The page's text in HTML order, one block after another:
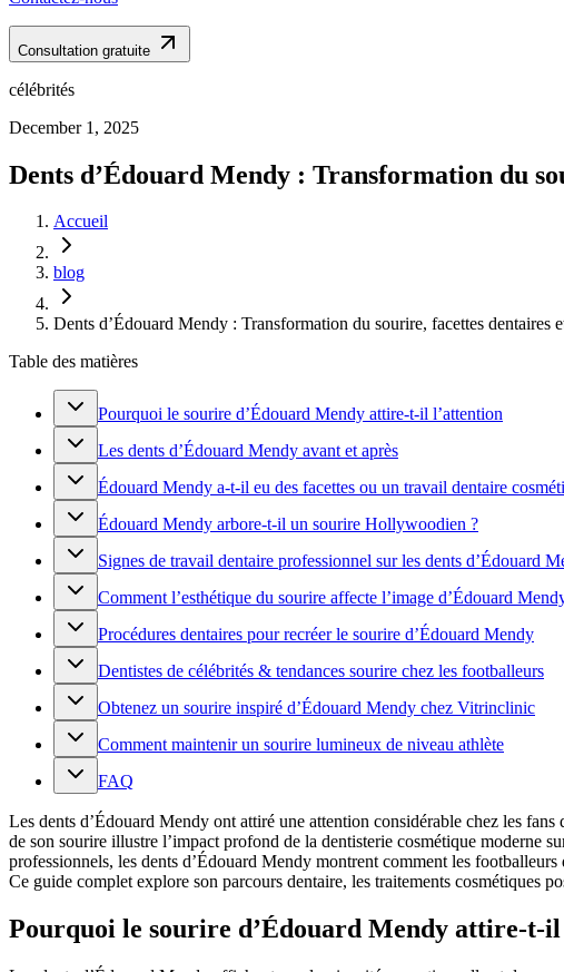
Consultation gratuite
célébrités
December 1, 2025
Dents d’Édouard Mendy : Transformation du
Accueil
blog
Dents d’Édouard Mendy : Transformation du sourire, facettes
Table des matières
Pourquoi le sourire d’Édouard Mendy attire-t-il l’attention
Les dents d’Édouard Mendy avant et après
Édouard Mendy a-t-il eu des facettes ou un travail dentaire
Édouard Mendy arbore-t-il un sourire Hollywoodien ?
Signes de travail dentaire professionnel sur les dents d’Édouard
Comment l’esthétique du sourire affecte l’image d’Édouard
Procédures dentaires pour recréer le sourire d’Édouard Mendy
Dentistes de célébrités & tendances sourire chez les footballeurs
Obtenez un sourire inspiré d’Édouard Mendy chez Vitrinclinic
Comment maintenir un sourire lumineux de niveau athlète
FAQ
Les dents d’Édouard Mendy ont attiré une attention considérable chez les
de son sourire illustre l’impact profond de la dentisterie cosmétique moderne
professionnels, les dents d’Édouard Mendy montrent comment les
Ce guide complet explore son parcours dentaire, les traitements cosmétiques
Pourquoi le sourire d’Édouard Mendy attire-t-